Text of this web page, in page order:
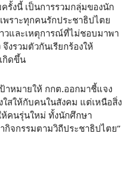
รั้งนี้ เป็นการรวมกลุ่มของนัก
พราะทุกคนรักประชาธิปไตย
วและเหตุการณ์ที่ไม่ชอบมาพา
งรวมตัวกันเรียกร้องให้
กิดขึ้น
ป้าหมายให้ กกต.ออกมาชี้แจง
ใสให้กับคนในสังคม แต่เหนือสิ่ง
คนรุ่นใหม่ ทั้งนักศึกษา
จกรรมตามวิถีประชาธิปไตย”